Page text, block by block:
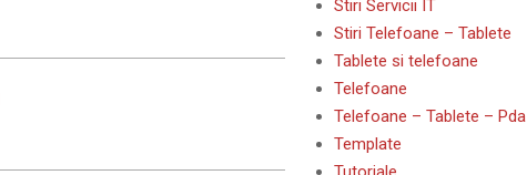
Stiri Servicii IT
Stiri Telefoane – Tablete
Tablete si telefoane
Telefoane
Telefoane – Tablete – Pda
Template